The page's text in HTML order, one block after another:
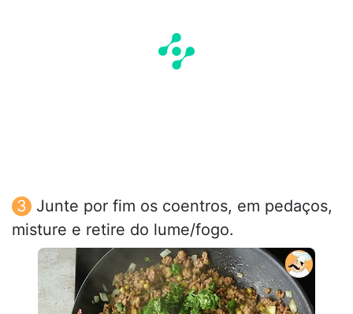
Junte por fim os coentros, em pedaços,
misture e retire do lume/fogo.